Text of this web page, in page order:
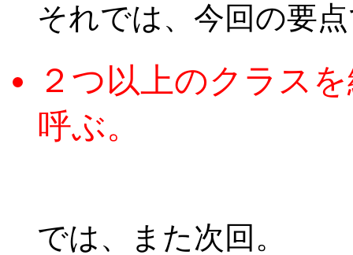
それでは、今回の要
２つ以上のクラス
呼ぶ。
では、また次回。